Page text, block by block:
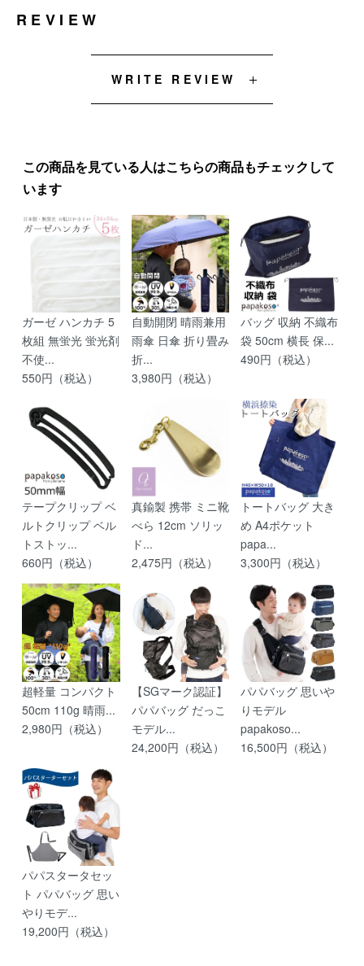
REVIEW
WRITE REVIEW
この商品を見ている人はこちらの商品もチェックして
います
ガーゼ ハンカチ 5
枚組 無蛍光 蛍光剤
不使...
550円（税込）
自動開閉 晴雨兼用
雨傘 日傘 折り畳み
折...
3,980円（税込）
バッグ 収納 不織布
袋 50cm 横長 保...
490円（税込）
テープクリップ ベ
ルトクリップ ベル
トストッ...
660円（税込）
真鍮製 携帯 ミニ靴
べら 12cm ソリッ
ド...
2,475円（税込）
トートバッグ 大き
め A4ポケット
papa...
3,300円（税込）
超軽量 コンパクト
50cm 110g 晴雨...
2,980円（税込）
【SGマーク認証】
パパバッグ だっこ
モデル...
24,200円（税込）
パパバッグ 思いや
りモデル
papakoso...
16,500円（税込）
パパスタータセッ
ト パパバッグ 思い
やりモデ...
19,200円（税込）